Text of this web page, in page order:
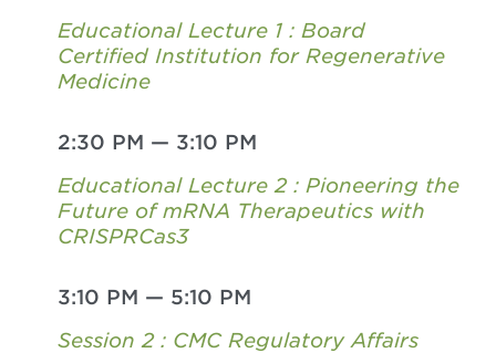
Educational Lecture 1 : Board
Certified Institution for Regenerative
Medicine
2:30 PM — 3:10 PM
Educational Lecture 2 : Pioneering the
Future of mRNA Therapeutics with
CRISPRCas3
3:10 PM — 5:10 PM
Session 2 : CMC Regulatory Affairs